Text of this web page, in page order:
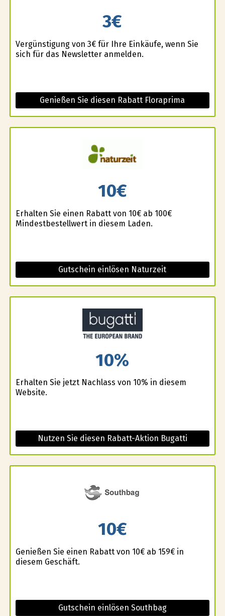
3€
Vergünstigung von 3€ für Ihre Einkäufe, wenn Sie
sich für das Newsletter anmelden.
Genießen Sie diesen Rabatt Floraprima
10€
Erhalten Sie einen Rabatt von 10€ ab 100€
Mindestbestellwert in diesem Laden.
Gutschein einlösen Naturzeit
10%
Erhalten Sie jetzt Nachlass von 10% in diesem
Website.
Nutzen Sie diesen Rabatt-Aktion Bugatti
10€
Genießen Sie einen Rabatt von 10€ ab 159€ in
diesem Geschäft.
Gutschein einlösen Southbag